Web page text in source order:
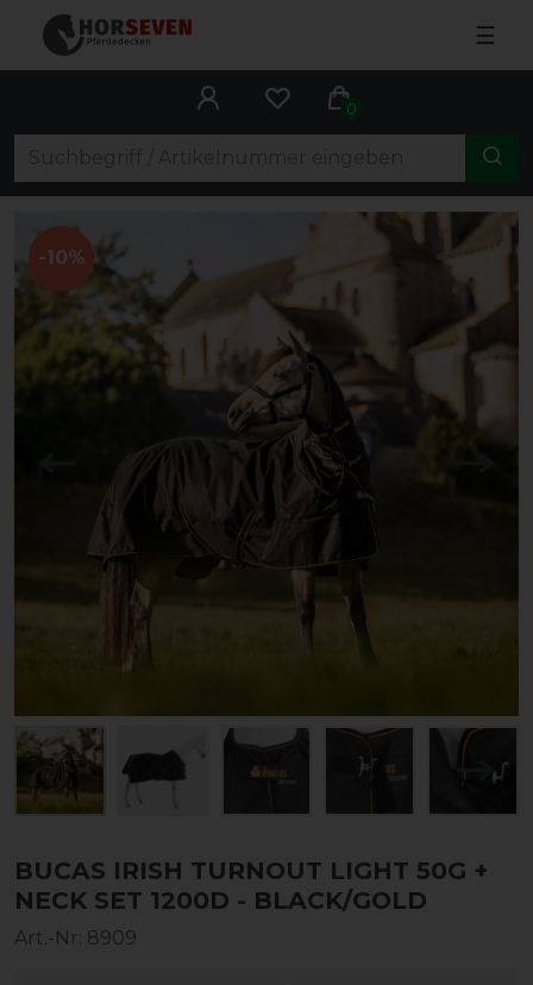
☰
0
-10%
BUCAS IRISH TURNOUT LIGHT 50G +
NECK SET 1200D - BLACK/GOLD
Art.-Nr: 8909